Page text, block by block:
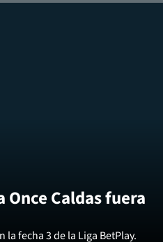
Caldas fuera
la fecha 3 de la Liga BetPlay.